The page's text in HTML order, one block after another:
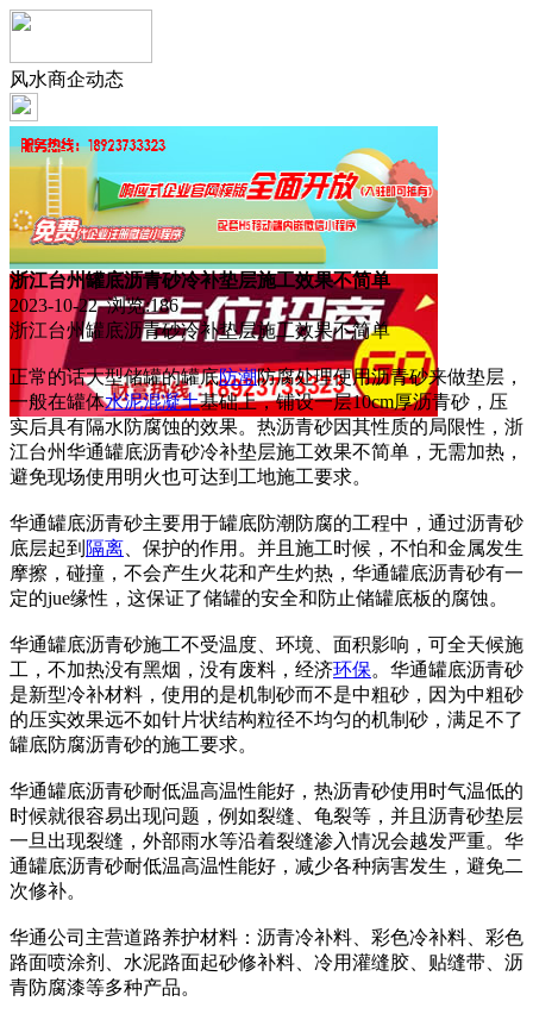
风水商企动态
浙江台州罐底沥青砂冷补垫层施工效果不简单
2023-10-22 浏览:186
浙江台州罐底沥青砂冷补垫层施工效果不简单
正常的话大型储罐的罐底防潮防腐处理使用沥青砂来做垫层，
一般在罐体水泥混凝土基础上，铺设一层10cm厚沥青砂，压
实后具有隔水防腐蚀的效果。热沥青砂因其性质的局限性，浙
江台州华通罐底沥青砂冷补垫层施工效果不简单，无需加热，
避免现场使用明火也可达到工地施工要求。
华通罐底沥青砂主要用于罐底防潮防腐的工程中，通过沥青砂
底层起到 隔离 、保护的作用。并且施工时候，不怕和金属发生
摩擦，碰撞，不会产生火花和产生灼热，华通罐底沥青砂有一
定的jue缘性，这保证了储罐的安全和防止储罐底板的腐蚀。
华通罐底沥青砂施工不受温度、环境、面积影响，可全天候施
工，不加热没有黑烟，没有废料，经济环保。华通罐底沥青砂
是新型冷补材料，使用的是机制砂而不是中粗砂，因为中粗砂
的压实效果远不如针片状结构粒径不均匀的机制砂，满足不了
罐底防腐沥青砂的施工要求。
华通罐底沥青砂耐低温高温性能好，热沥青砂使用时气温低的
时候就很容易出现问题，例如裂缝、龟裂等，并且沥青砂垫层
一旦出现裂缝，外部雨水等沿着裂缝渗入情况会越发严重。华
通罐底沥青砂耐低温高温性能好，减少各种病害发生，避免二
次修补。
华通公司主营道路养护材料：沥青冷补料、彩色冷补料、彩色
路面喷涂剂、水泥路面起砂修补料、冷用灌缝胶、贴缝带、沥
青防腐漆等多种产品。